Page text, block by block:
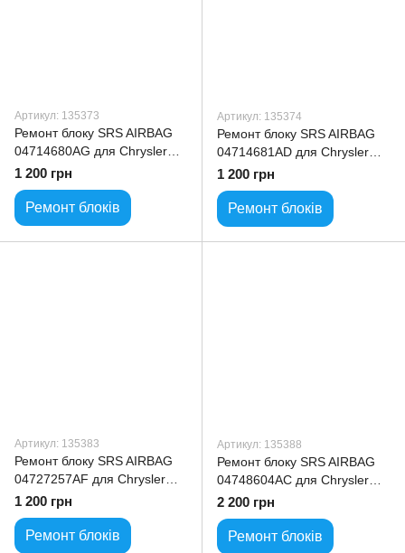
Артикул: 135373
Ремонт блоку SRS AIRBAG
04714680AG для Chrysler
PTCruiser
1 200 грн
Ремонт блоків
Артикул: 135374
Ремонт блоку SRS AIRBAG
04714681AD для Chrysler
PTCruiser
1 200 грн
Ремонт блоків
Артикул: 135383
Ремонт блоку SRS AIRBAG
04727257AF для Chrysler
Town&Country
1 200 грн
Ремонт блоків
Артикул: 135388
Ремонт блоку SRS AIRBAG
04748604AC для Chrysler
Voyager
2 200 грн
Ремонт блоків